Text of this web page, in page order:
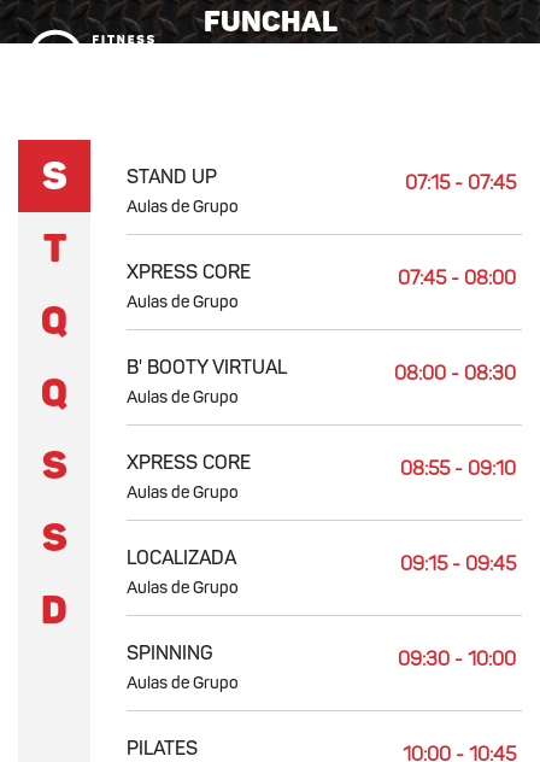
Funchal
S
T
Q
Q
S
S
D
07:15 - 07:45
STAND UP
Aulas de Grupo
07:45 - 08:00
XPRESS CORE
Aulas de Grupo
08:00 - 08:30
B' BOOTY VIRTUAL
Aulas de Grupo
08:55 - 09:10
XPRESS CORE
Aulas de Grupo
09:15 - 09:45
LOCALIZADA
Aulas de Grupo
09:30 - 10:00
SPINNING
Aulas de Grupo
10:00 - 10:45
PILATES